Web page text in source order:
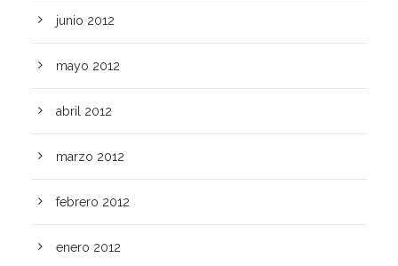
junio 2012
mayo 2012
abril 2012
marzo 2012
febrero 2012
enero 2012